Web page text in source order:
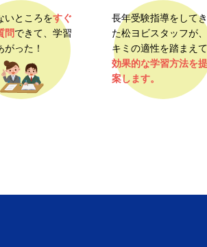
いところをすぐ
問できて、学習
がった！
長年受験指導をしてき
た松ヨビスタッフが、
キミの適性を踏まえて
効果的な学習方法を提
案します。